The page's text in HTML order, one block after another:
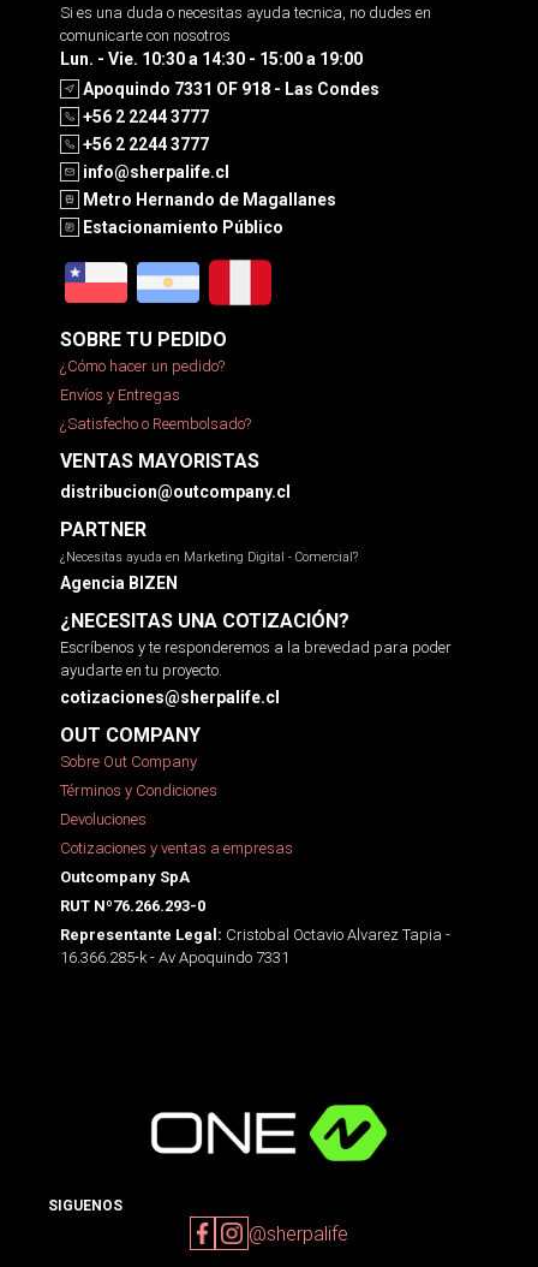
Si es una duda o necesitas ayuda tecnica, no dudes en
comunicarte con nosotros
Lun. - Vie. 10:30 a 14:30 - 15:00 a 19:00
Apoquindo 7331 OF 918 - Las Condes
+56 2 2244 3777
+56 2 2244 3777
info@sherpalife.cl
Metro Hernando de Magallanes
Estacionamiento Público
SOBRE TU PEDIDO
¿Cómo hacer un pedido?
Envíos y Entregas
¿Satisfecho o Reembolsado?
VENTAS MAYORISTAS
distribucion@outcompany.cl
PARTNER
¿Necesitas ayuda en Marketing Digital - Comercial?
Agencia BIZEN
¿NECESITAS UNA COTIZACIÓN?
Escríbenos y te responderemos a la brevedad para poder
ayudarte en tu proyecto.
cotizaciones@sherpalife.cl
OUT COMPANY
Sobre Out Company
Términos y Condiciones
Devoluciones
Cotizaciones y ventas a empresas
Outcompany SpA
RUT Nº76.266.293-0
Representante Legal: Cristobal Octavio Alvarez Tapia -
16.366.285-k - Av Apoquindo 7331
SIGUENOS
@sherpalife